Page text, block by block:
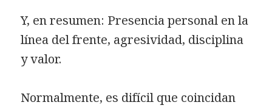
Y, en resumen: Presencia personal en la
línea del frente, agresividad, disciplina
y valor.
Normalmente, es difícil que coincidan